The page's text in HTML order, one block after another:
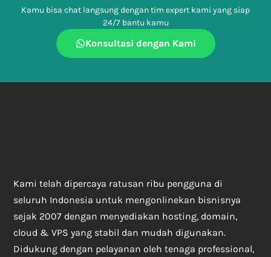
Kamu bisa chat langsung dengan tim expert kami yang siap
24/7 bantu kamu
Konsultasi dengan Kami
Kami telah dipercaya ratusan ribu pengguna di
seluruh Indonesia untuk mengonlinekan bisnisnya
sejak 2007 dengan menyediakan hosting, domain,
cloud & VPS yang stabil dan mudah digunakan.
Didukung dengan pelayanan oleh tenaga professional,